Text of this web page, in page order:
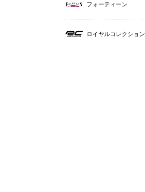
フォーティーン
ロイヤルコレクション